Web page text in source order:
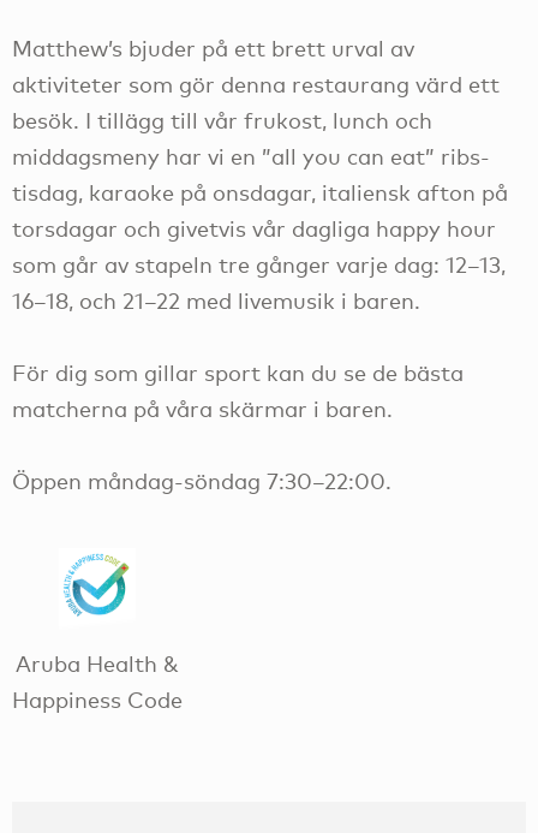
Matthew’s bjuder på ett brett urval av
aktiviteter som gör denna restaurang värd ett
besök. I tillägg till vår frukost, lunch och
middagsmeny har vi en ”all you can eat” ribs-
tisdag, karaoke på onsdagar, italiensk afton på
torsdagar och givetvis vår dagliga happy hour
som går av stapeln tre gånger varje dag: 12–13,
16–18, och 21–22 med livemusik i baren.
För dig som gillar sport kan du se de bästa
matcherna på våra skärmar i baren.
Öppen måndag-söndag 7:30–22:00.
Aruba Health &
Happiness Code